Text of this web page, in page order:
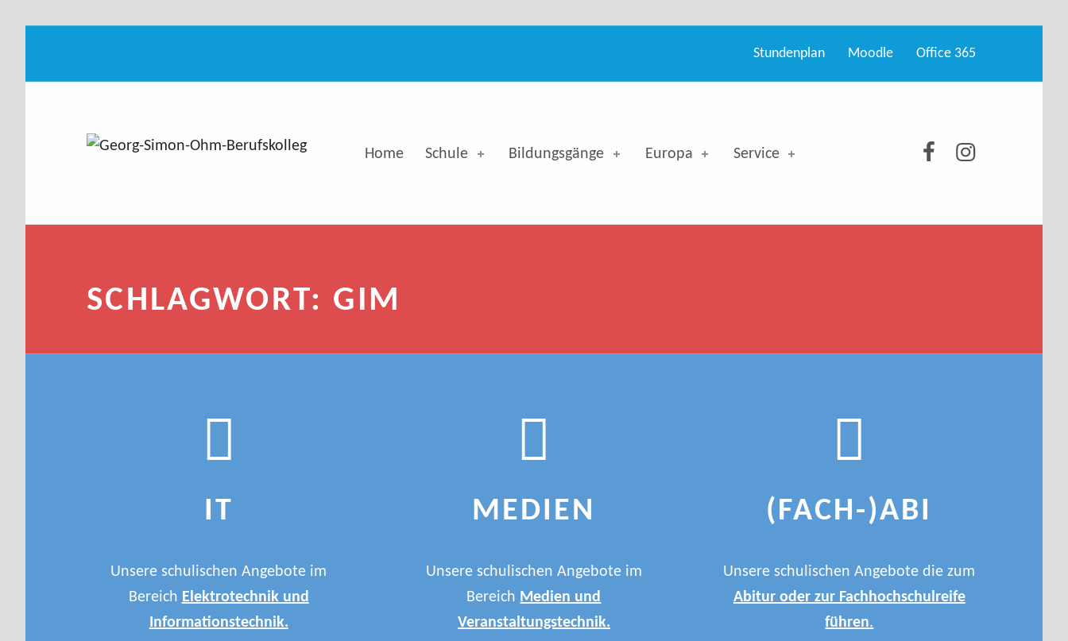
GIM Archive - Georg-Simon-Ohm-Berufskolleg
Home Schule Bildungsgänge Europa Service
Stundenplan Moodle Office 365
Introduction
SCHLAGWORT: GIM
IT
Unsere schulischen Angebote im
Bereich Elektrotechnik und
Informationstechnik.
MEDIEN
Unsere schulischen Angebote im
Bereich Medien und
Veranstaltungstechnik.
(FACH-)ABI
Unsere schulischen Angebote die zum
Abitur oder zur Fachhochschulreife
führen.